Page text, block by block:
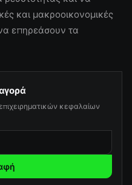
και μακροοικονομικές
επηρεάσουν τα
κεφαλαίων